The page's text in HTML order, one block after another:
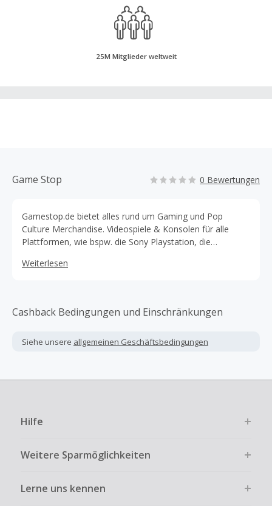
25M Mitglieder weltweit
Game Stop 0 Bewertungen
Gamestop.de bietet alles rund um Gaming und Pop
Culture Merchandise. Videospiele & Konsolen für alle
Plattformen, wie bspw. die Sony Playstation, die
Controller, Tastaturen & Mäuse, VR-Brillen und Headsets
Weiterlesen
Cashback Bedingungen und Einschränkungen
Siehe unsere allgemeinen Geschäftsbedingungen
Hilfe
Weitere Sparmöglichkeiten
Lerne uns kennen